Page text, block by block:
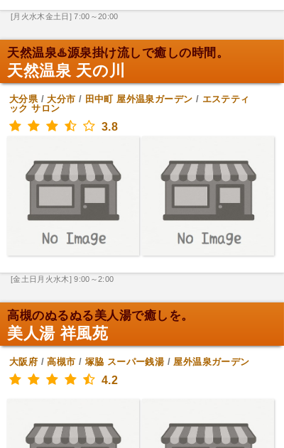
[月火水木金土日] 7:00～20:00
天然温泉♨️源泉掛け流しで癒しの時間。
天然温泉 天の川
大分県/大分市 / 田中町 屋外温泉ガーデン / エステティ
ック サロン
3.8
[金土日月火水木] 9:00～2:00
高槻のぬるぬる美人湯で癒しを。
美人湯 祥風苑
大阪府 /高槻市 / 塚脇 スーパー銭湯 / 屋外温泉ガーデン
4.2